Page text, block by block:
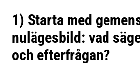
1) Starta med
nulägesbild: vad
och efterfrågan?